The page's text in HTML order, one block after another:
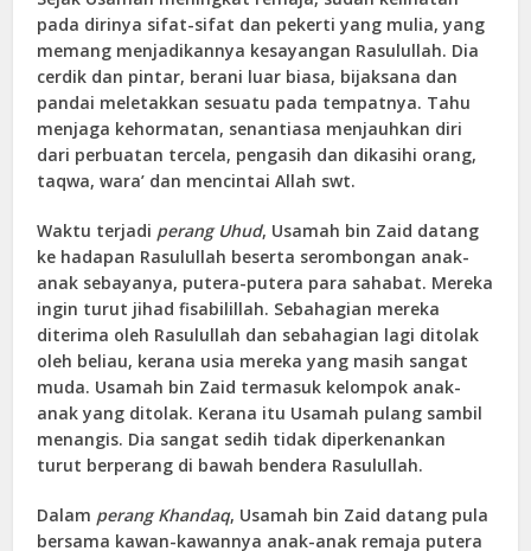
pada dirinya sifat-sifat dan pekerti yang mulia, yang
memang menjadikannya kesayangan Rasulullah. Dia
cerdik dan pintar, berani luar biasa, bijaksana dan
pandai meletakkan sesuatu pada tempatnya. Tahu
menjaga kehormatan, senantiasa menjauhkan diri
dari perbuatan tercela, pengasih dan dikasihi orang,
taqwa, wara’ dan mencintai Allah swt.
Waktu terjadi perang Uhud, Usamah bin Zaid datang
ke hadapan Rasulullah beserta serombongan anak-
anak sebayanya, putera-putera para sahabat. Mereka
ingin turut jihad fisabilillah. Sebahagian mereka
diterima oleh Rasulullah dan sebahagian lagi ditolak
oleh beliau, kerana usia mereka yang masih sangat
muda. Usamah bin Zaid termasuk kelompok anak-
anak yang ditolak. Kerana itu Usamah pulang sambil
menangis. Dia sangat sedih tidak diperkenankan
turut berperang di bawah bendera Rasulullah.
Dalam perang Khandaq, Usamah bin Zaid datang pula
bersama kawan-kawannya anak-anak remaja putera